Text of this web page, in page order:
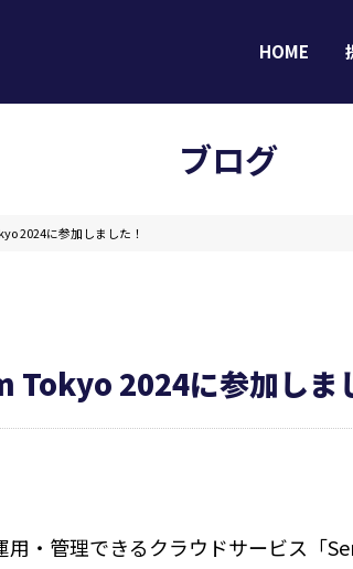
HOME
提供サービス
ブログ
ブログ
2024に参加しました！
2024に参加しま
・管理できるクラウドサービス「